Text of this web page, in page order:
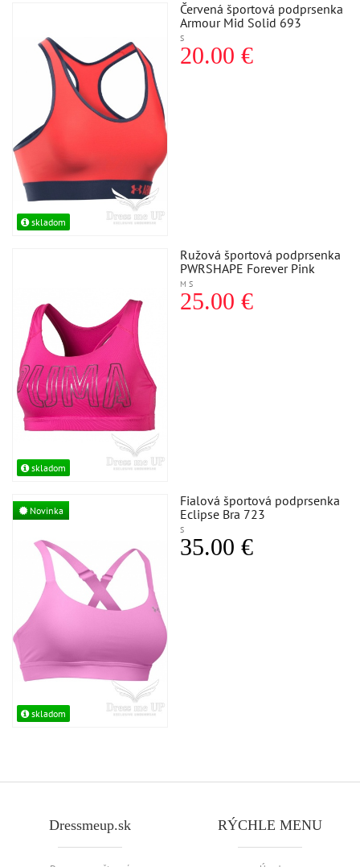
skladom
Červená športová podprsenka
Armour Mid Solid 693
S
20.00 €
skladom
Ružová športová podprsenka
PWRSHAPE Forever Pink
M S
25.00 €
Novinka
skladom
Fialová športová podprsenka
Eclipse Bra 723
S
35.00 €
Dressmeup.sk RÝCHLE MENU